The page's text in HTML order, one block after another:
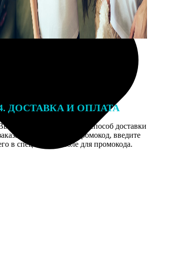
ДОСТАВКА И ОПЛАТА
адрес и выберите способ доставки
Если у вас есть промокод, введите
в специальное поле для промокода.